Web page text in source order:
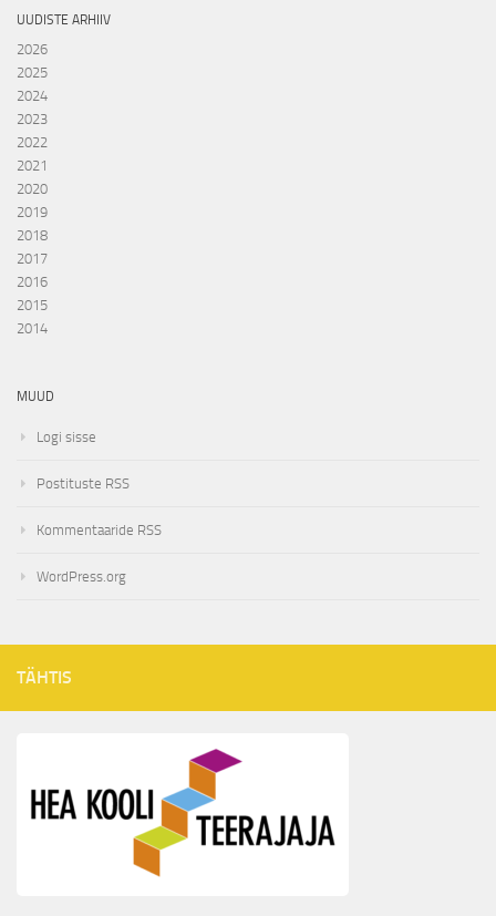
UUDISTE ARHIIV
2026
2025
2024
2023
2022
2021
2020
2019
2018
2017
2016
2015
2014
MUUD
Logi sisse
Postituste RSS
Kommentaaride RSS
WordPress.org
TÄHTIS